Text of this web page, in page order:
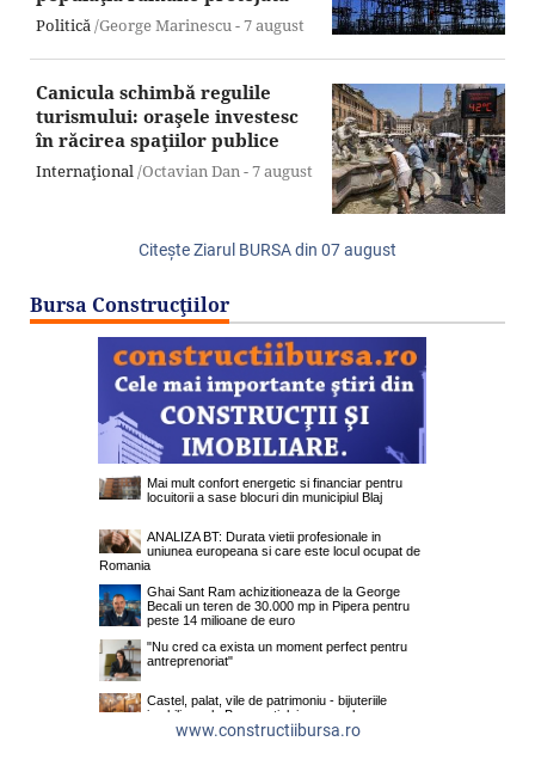
Politică/George Marinescu -7 august
Canicula schimbă regulile
turismului: oraşele investesc
în răcirea spaţiilor publice
Internaţional/Octavian Dan -7 august
Citeşte Ziarul BURSA din 07 august
Bursa Construcţiilor
www.constructiibursa.ro